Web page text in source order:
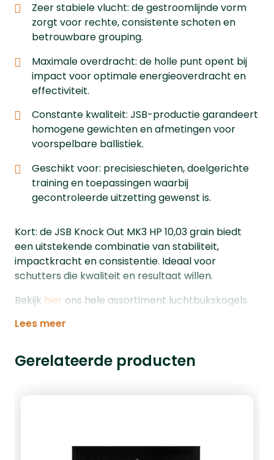
Zeer stabiele vlucht: de gestroomlijnde vorm
zorgt voor rechte, consistente schoten en
betrouwbare grouping.
Maximale overdracht: de holle punt opent bij
impact voor optimale energieoverdracht en
effectiviteit.
Constante kwaliteit: JSB-productie garandeert
homogene gewichten en afmetingen voor
voorspelbare ballistiek.
Geschikt voor: precisieschieten, doelgerichte
training en toepassingen waarbij
gecontroleerde uitzetting gewenst is.
Kort: de JSB Knock Out MK3 HP 10,03 grain biedt
een uitstekende combinatie van stabiliteit,
impactkracht en consistentie. Ideaal voor
schutters die kwaliteit en resultaat willen.
Bekijk hier ons hele assortiment luchtbukskogels.
Lees meer
Gerelateerde producten